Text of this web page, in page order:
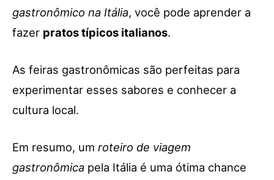
gastronômico na Itália, você pode aprender a
fazer pratos típicos italianos.
As feiras gastronômicas são perfeitas para
experimentar esses sabores e conhecer a
cultura local.
Em resumo, um roteiro de viagem
gastronômica pela Itália é uma ótima chance